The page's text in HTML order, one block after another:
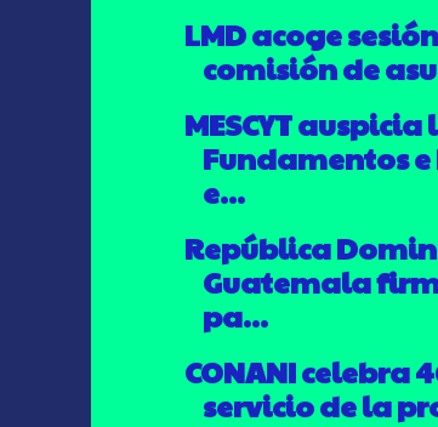
LMD acoge
comisión de
MESCYT
Fundamentos
e...
República
Guatemala
pa...
CONANI celebra
servicio de la